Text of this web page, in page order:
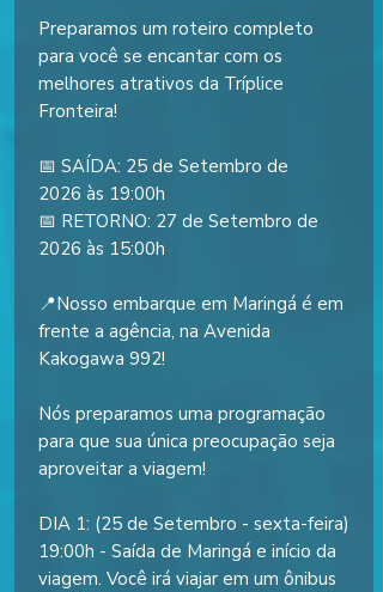
Preparamos um roteiro completo
para você se encantar com os
melhores atrativos da Tríplice
Fronteira!
📅 SAÍDA: 25 de Setembro de
2026 às 19:00h
📅 RETORNO: 27 de Setembro de
2026 às 15:00h
📍Nosso embarque em Maringá é em
frente a agência, na Avenida
Kakogawa 992!
Nós preparamos uma programação
para que sua única preocupação seja
aproveitar a viagem!
DIA 1: (25 de Setembro - sexta-feira)
19:00h - Saída de Maringá e início da
viagem. Você irá viajar em um ônibus